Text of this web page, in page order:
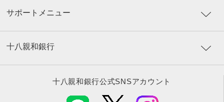
サポートメニュー
十八親和銀行
十八親和銀行公式SNSアカウント